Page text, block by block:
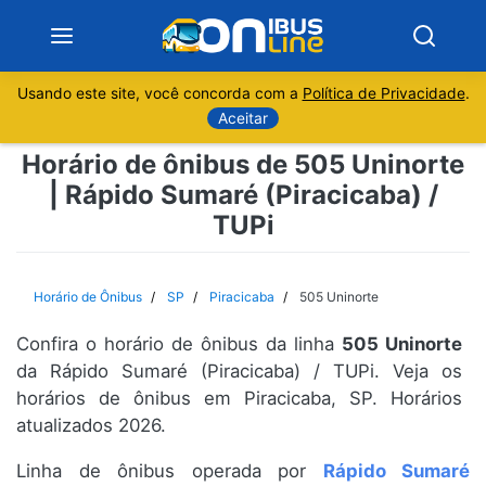
Sobre
Rio de Janeiro
Espírito Santo
Usando este site, você concorda com a Política de Privacidade.
Aceitar
Horário de ônibus de 505 Uninorte
| Rápido Sumaré (Piracicaba) /
TUPi
Horário de Ônibus SP Piracicaba 505 Uninorte
Confira o horário de ônibus da linha 505 Uninorte
da Rápido Sumaré (Piracicaba) / TUPi. Veja os
horários de ônibus em Piracicaba, SP. Horários
atualizados 2026.
Linha de ônibus operada por Rápido Sumaré